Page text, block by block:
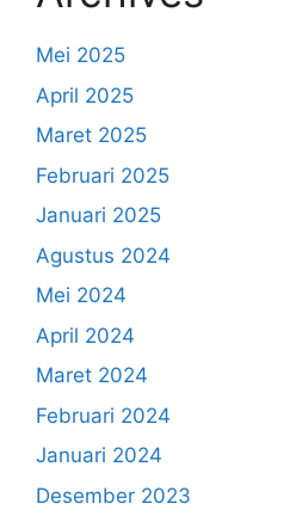
Mei 2025
April 2025
Maret 2025
Februari 2025
Januari 2025
Agustus 2024
Mei 2024
April 2024
Maret 2024
Februari 2024
Januari 2024
Desember 2023